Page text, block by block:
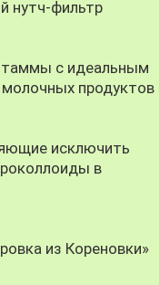
нутч-фильтр
с идеальным
продуктов
исключить
в
из Кореновки»